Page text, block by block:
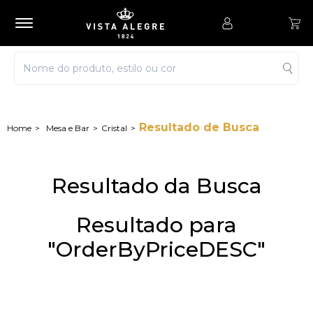
Mesa e Bar Cristal Resultado de Busca
Resultado da Busca
Resultado para
"OrderByPriceDESC"